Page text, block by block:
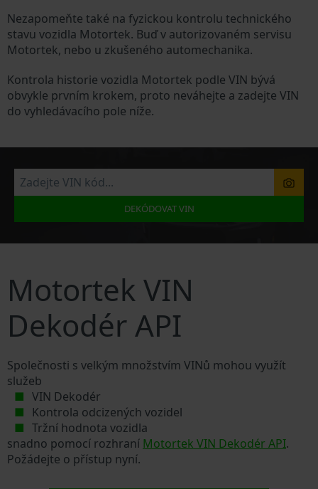
Nezapomeňte také na fyzickou kontrolu technického
stavu vozidla Motortek. Buď v autorizovaném servisu
Motortek, nebo u zkušeného automechanika.
Kontrola historie vozidla Motortek podle VIN bývá
obvykle prvním krokem, proto neváhejte a zadejte VIN
do vyhledávacího pole níže.
DEKÓDOVAT VIN
Motortek VIN
Dekodér API
Společnosti s velkým množstvím VINů mohou využít
služeb
VIN Dekodér
Kontrola odcizených vozidel
Tržní hodnota vozidla
snadno pomocí rozhraní Motortek VIN Dekodér API.
Požádejte o přístup nyní.